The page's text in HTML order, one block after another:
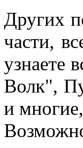
Других
части,
узнаете
Волк",
и